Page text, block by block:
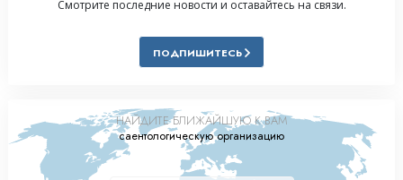
Смотрите последние новости и оставайтесь на связи.
ПОДПИШИТЕСЬ
НАЙДИТЕ БЛИЖАЙШУЮ К ВАМ
саентологическую организацию